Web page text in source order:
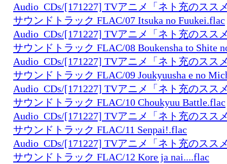
Audio_CDs/[171227] TVアニメ「ネト充のスス
サウンドトラック FLAC/07 Itsuka no Fuukei.flac
Audio_CDs/[171227] TVアニメ「ネト充のスス
サウンドトラック FLAC/08 Boukensha to Shite
Audio_CDs/[171227] TVアニメ「ネト充のスス
サウンドトラック FLAC/09 Joukyuusha e no
Audio_CDs/[171227] TVアニメ「ネト充のスス
サウンドトラック FLAC/10 Choukyuu Battle.flac
Audio_CDs/[171227] TVアニメ「ネト充のスス
サウンドトラック FLAC/11 Senpai!.flac
Audio_CDs/[171227] TVアニメ「ネト充のスス
サウンドトラック FLAC/12 Kore ja nai....flac